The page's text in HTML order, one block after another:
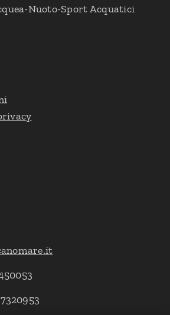
Nuoto-Sport Acquatici